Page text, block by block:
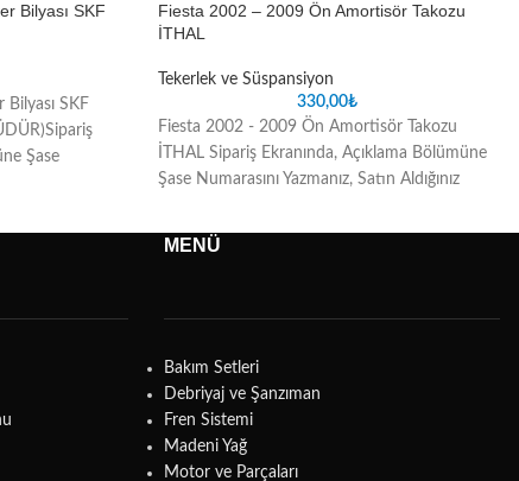
Bilyası SKF
SKF
Şase
Fiesta 2002 – 2009 Ön Amortisör Takozu
İTHAL
Tekerlek ve Süspansiyon
330,00₺
Fiesta 2002 - 2009 Ön Amortisör Takozu
İTHAL Sipariş Ekranında, Açıklama Bölümüne
Şase Numarasını Yazmanız, Satın Aldığınız
ortadan kaldıracaktır
MENÜ
Bakım Setleri
Debriyaj ve Şanzıman
Fren Sistemi
Madeni Yağ
Motor ve Parçaları